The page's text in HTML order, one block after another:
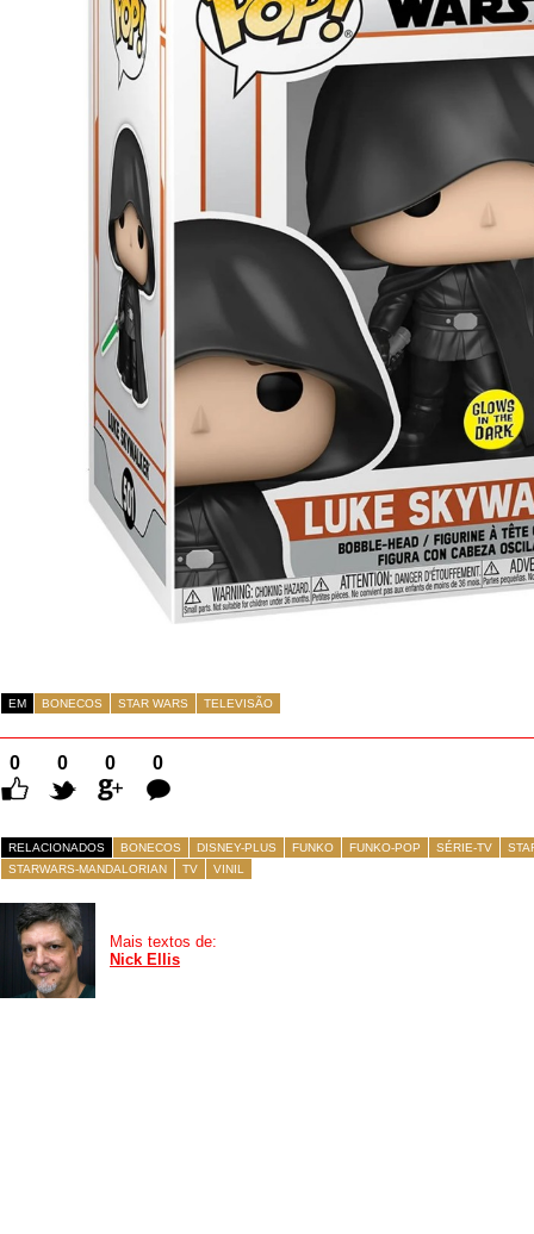
EM BONECOS STAR WARS TELEVISÃO
0 0 0
0
Comentários
RELACIONADOS BONECOS DISNEY-PLUS FUNKO FUNKO-POP SÉRIE-TV
STARWARS-MANDALORIAN
TV VINIL
Mais textos de:
Nick Ellis